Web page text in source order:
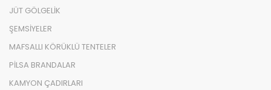
JÜT GÖLGELİK
ŞEMSİYELER
MAFSALLI KÖRÜKLÜ TENTELER
PİLSA BRANDALAR
KAMYON ÇADIRLARI